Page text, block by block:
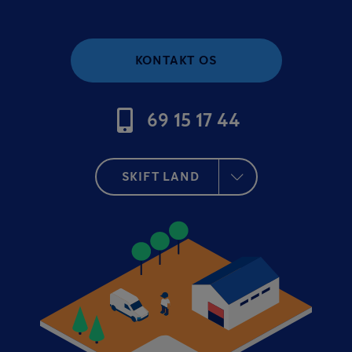
KONTAKT OS
69 15 17 44
SKIFT LAND